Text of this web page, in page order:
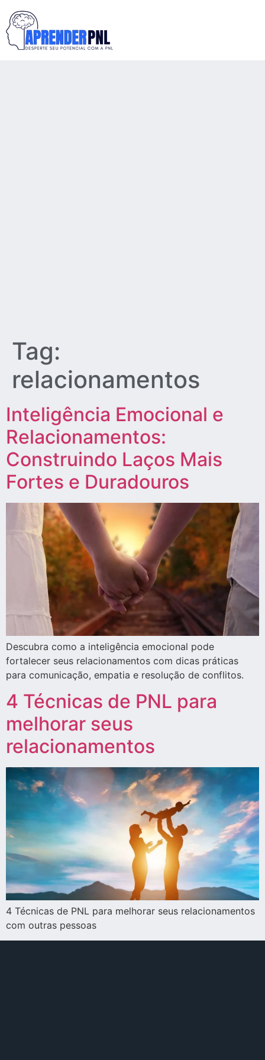
Tag:
relacionamentos
Inteligência Emocional e
Relacionamentos:
Construindo Laços Mais
Fortes e Duradouros
Descubra como a inteligência emocional pode
fortalecer seus relacionamentos com dicas práticas
para comunicação, empatia e resolução de conflitos.
4 Técnicas de PNL para
melhorar seus
relacionamentos
4 Técnicas de PNL para melhorar seus relacionamentos
com outras pessoas